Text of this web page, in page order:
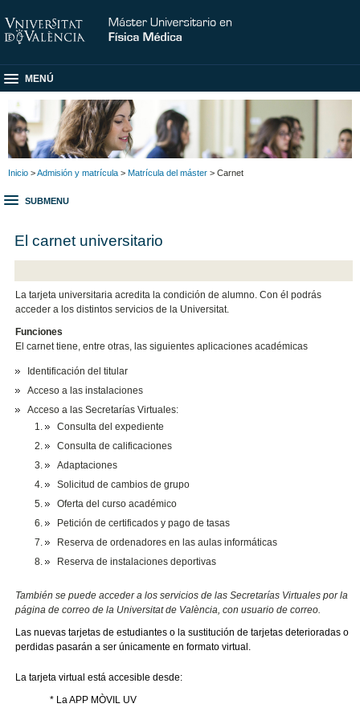
MENÚ
Inicio >Admisión y matrícula > Matrícula del máster > Carnet
SUBMENU
El carnet universitario
La tarjeta universitaria acredita la condición de alumno. Con él podrás
acceder a los distintos servicios de la Universitat.
Funciones
El carnet tiene, entre otras, las siguientes aplicaciones académicas
Identificación del titular
Acceso a las instalaciones
Acceso a las Secretarías Virtuales:
Consulta del expediente
Consulta de calificaciones
Adaptaciones
Solicitud de cambios de grupo
Oferta del curso académico
Petición de certificados y pago de tasas
Reserva de ordenadores en las aulas informáticas
Reserva de instalaciones deportivas
También se puede acceder a los servicios de las Secretarías Virtuales por la
página de correo de la Universitat de València, con usuario de correo.
Las nuevas tarjetas de estudiantes o la sustitución de tarjetas deterioradas o
perdidas pasarán a ser únicamente en formato virtual.
La tarjeta virtual está accesible desde:
* La APP MÒVIL UV